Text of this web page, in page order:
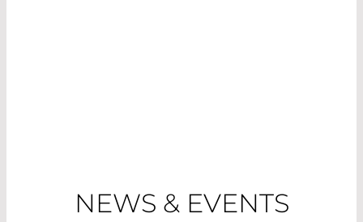
NEWS & EVENTS